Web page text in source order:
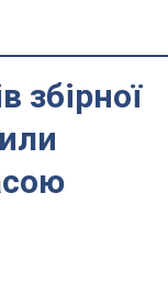
збірної